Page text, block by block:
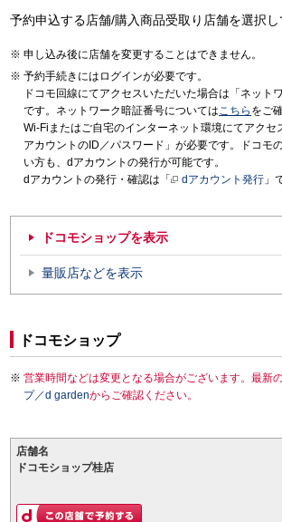
予約申込する店舗/購入商品受取り店舗を選択し
申し込み後に店舗を変更することはできません。
予約手続きにはログインが必要です。
ドコモ回線にてアクセスいただいた場合は「ネット
です。ネットワーク暗証番号についてはこちら をご
Wi-Fiまたはご自宅のインターネット環境にてアクセ
アカウントのID／パスワード」が必要です。ドコモ
い方も、dアカウントの発行が可能です。
dアカウントの発行・確認は「
dアカウント発行 」
ドコモショップを表示
量販店などを表示
ドコモショップ
営業時間などは変更となる場合がございます。最新
プ／d gardenからご確認ください。
店舗名
ドコモショップ桂店